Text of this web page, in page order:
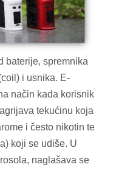
baterije, spremnika
i usnika. E-
način kada korisnik
tekućinu koja
i često nikotin te
koji se udiše.​ U
naglašava se